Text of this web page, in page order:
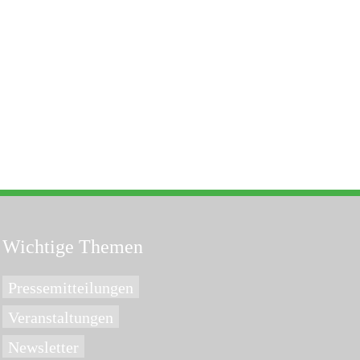
Wichtige Themen
Pressemitteilungen
Veranstaltungen
Newsletter